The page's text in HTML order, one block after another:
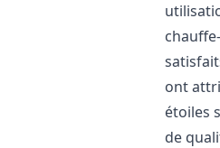
ont
étoiles
de